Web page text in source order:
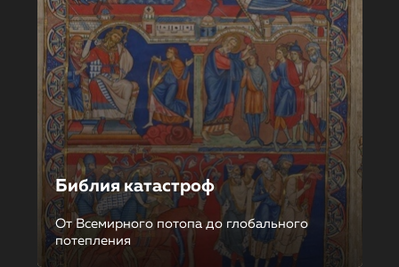
Библия катастроф
От Всемирного потопа до глобального
потепления